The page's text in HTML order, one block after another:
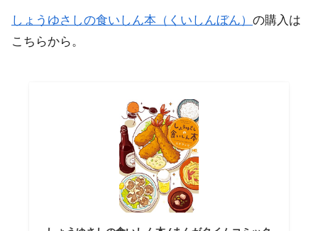
しょうゆさしの食いしん本（くいしんぼん） の購入は
こちらから。